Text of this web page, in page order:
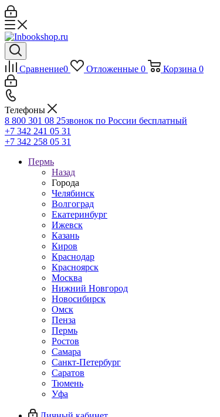
Сравнение0 Отложенные 0 Корзина 0
Телефоны
8 800 301 08 25звонок по России бесплатный
+7 342 241 05 31
+7 342 258 05 31
Пермь
Назад
Города
Челябинск
Волгоград
Екатеринбург
Ижевск
Казань
Киров
Краснодар
Красноярск
Москва
Нижний Новгород
Новосибирск
Омск
Пенза
Пермь
Ростов
Самара
Санкт-Петербург
Саратов
Тюмень
Уфа